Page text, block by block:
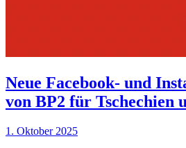
Neue Facebook- und
von BP2 für Tschechien
1. Oktober 2025